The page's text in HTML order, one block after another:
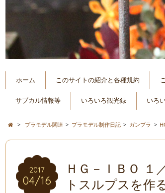
ホーム このサイトの紹介と各種規約
サブカル情報等 いろいろ観光録 いろ
> プラモデル関連 > プラモデル制作日記 > ガンプラ >
2017
04/16
ＨＧ－ＩＢＯ
トスルプスを作